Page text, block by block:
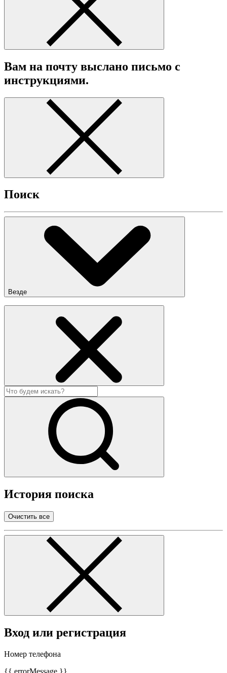
Вам на почту выслано письмо с
инструкциями.
Поиск
Везде
История поиска
Очистить все
Вход или регистрация
Номер телефона
{{ errorMessage }}